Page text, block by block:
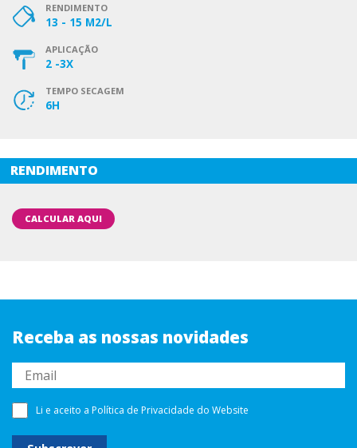
RENDIMENTO
13 - 15 M2/L
APLICAÇÃO
2 -3X
TEMPO SECAGEM
6H
RENDIMENTO
CALCULAR AQUI
Receba as nossas novidades
Li e aceito a Política de Privacidade do Website